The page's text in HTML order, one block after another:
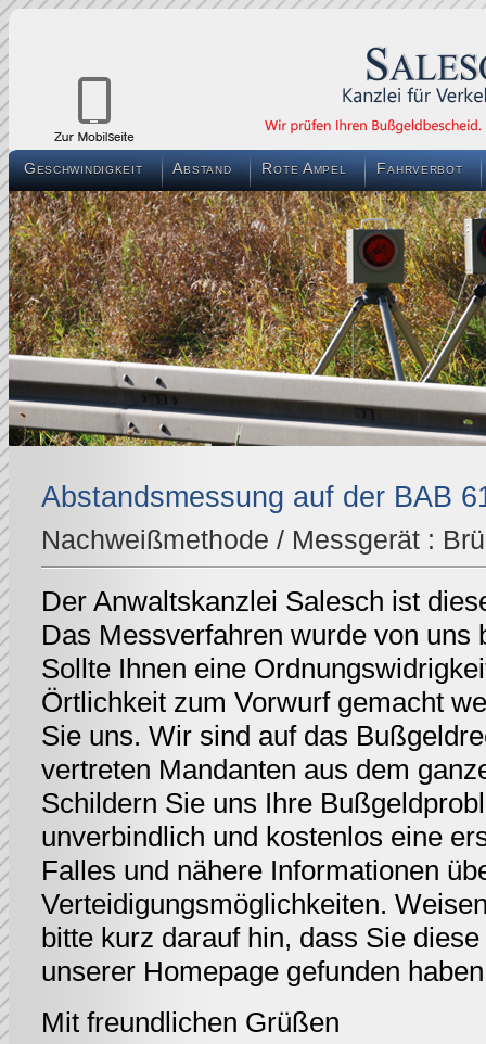
Geschwindigkeit Abstand Rote Ampel Fahrverbot
Abstandsmessung auf der BAB
Nachweißmethode / Messgerät :
Der Anwaltskanzlei Salesch ist
Das Messverfahren wurde von uns
Sollte Ihnen eine
Örtlichkeit zum Vorwurf gemacht
Sie uns. Wir sind auf das
vertreten Mandanten aus dem
Schildern Sie uns Ihre
unverbindlich und kostenlos eine
Falles und nähere Informationen
Verteidigungsmöglichkeiten.
bitte kurz darauf hin, dass Sie
unserer Homepage gefunden
Mit freundlichen Grüßen